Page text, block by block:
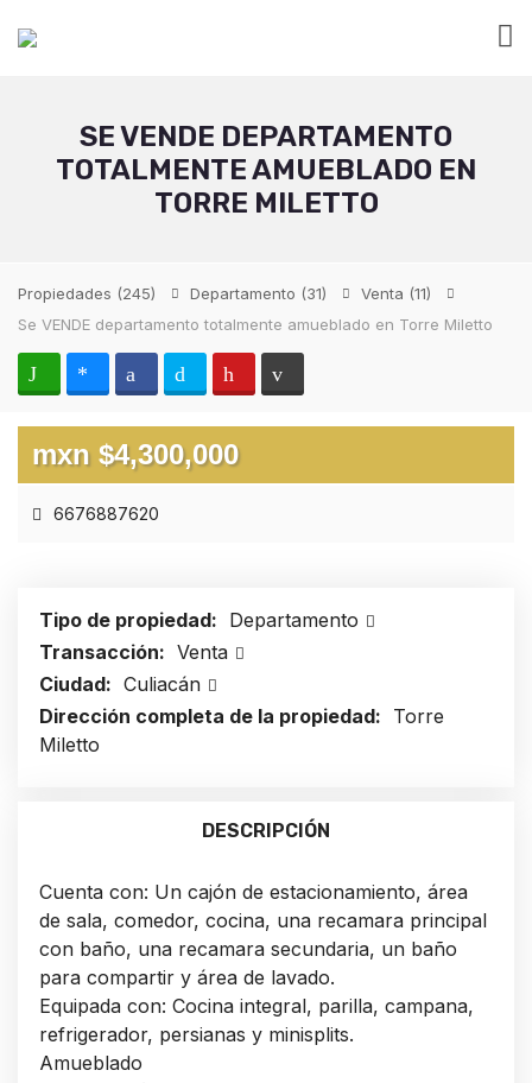
SE VENDE DEPARTAMENTO
TOTALMENTE AMUEBLADO EN
TORRE MILETTO
Propiedades (245) Departamento (31) Venta (11)
Se VENDE departamento totalmente amueblado en Torre Miletto
mxn $4,300,000
6676887620
Tipo de propiedad: Departamento
Transacción: Venta
Ciudad: Culiacán
Dirección completa de la propiedad: Torre
Miletto
DESCRIPCIÓN
Cuenta con: Un cajón de estacionamiento, área
de sala, comedor, cocina, una recamara principal
con baño, una recamara secundaria, un baño
para compartir y área de lavado.
Equipada con: Cocina integral, parilla, campana,
refrigerador, persianas y minisplits.
Amueblado